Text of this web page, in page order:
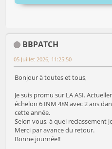
BBPATCH
05 Juillet 2026, 11:25:50
Bonjour à toutes et tous,
Je suis promu sur LA ASI.
échelon 6 INM 489 avec 2 ans
cette année.
Selon vous, à quel reclassement
Merci par avance du retour.
Bonne journée!!